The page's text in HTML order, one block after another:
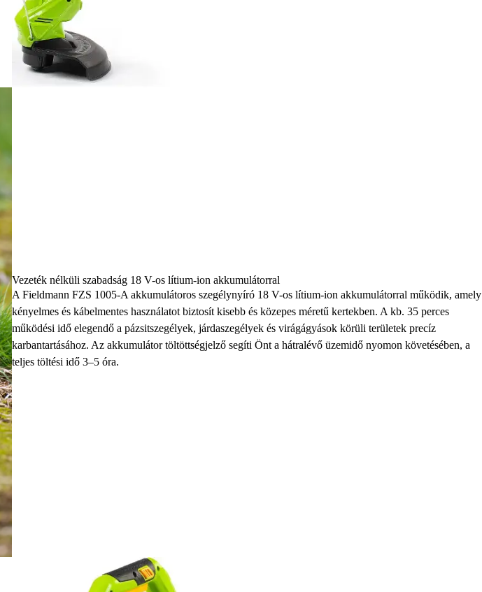
Vezeték nélküli szabadság 18 V-os lítium-ion akkumulátorral
A Fieldmann FZS 1005-A akkumulátoros szegélynyíró 18 V-os lítium-ion akkumulátorral működik, amely
kényelmes és kábelmentes használatot biztosít kisebb és közepes méretű kertekben. A kb. 35 perces
működési idő elegendő a pázsitszegélyek, járdaszegélyek és virágágyások körüli területek precíz
karbantartásához. Az akkumulátor töltöttségjelző segíti Önt a hátralévő üzemidő nyomon követésében, a
teljes töltési idő 3–5 óra.